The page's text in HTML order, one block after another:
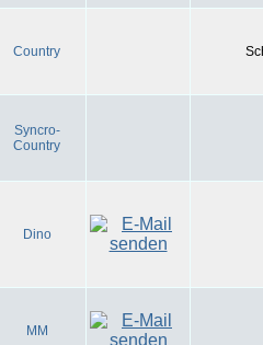
Country
Syncro-
Country
Dino
MM